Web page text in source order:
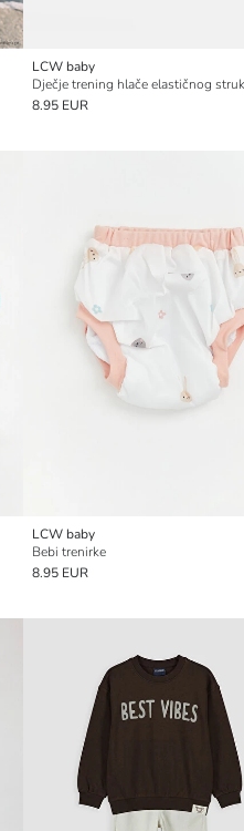
LCW baby
Dječje trening hlače elastičnog
8.95 EUR
LCW baby
Bebi trenirke
8.95 EUR